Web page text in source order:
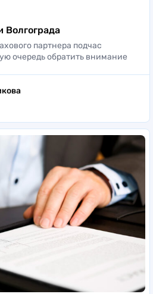
Волгограда
партнера подчас
очередь обратить внимание